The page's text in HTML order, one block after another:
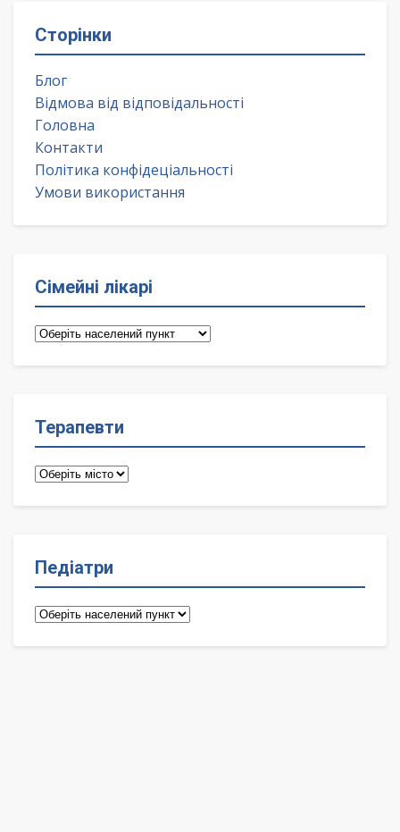
Сторінки
Блог
Відмова від відповідальності
Головна
Контакти
Політика конфідеціальності
Умови використання
Сімейні лікарі
Сімейні
Терапевти
Терапевти
Педіатри
Педіатри